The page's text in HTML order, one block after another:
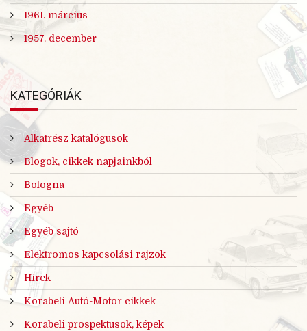
1961. március
1957. december
KATEGÓRIÁK
Alkatrész katalógusok
Blogok, cikkek napjainkból
Bologna
Egyéb
Egyéb sajtó
Elektromos kapcsolási rajzok
Hírek
Korabeli Autó-Motor cikkek
Korabeli prospektusok, képek